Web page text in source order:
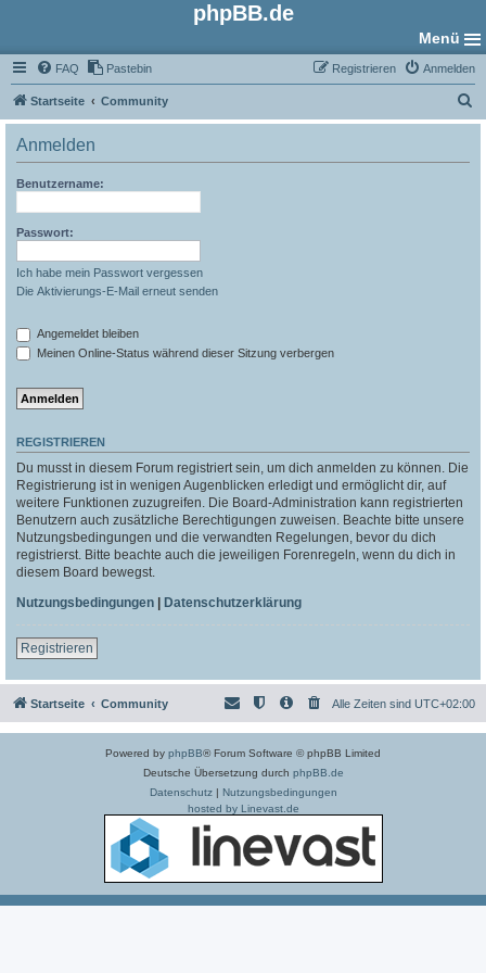
phpBB.de
Menü
FAQ Pastebin Anmelden
Registrieren
Startseite Community
u
Anmelden
Benutzername:
Passwort:
Ich habe mein Passwort vergessen
Die Aktivierungs-E-Mail erneut senden
Angemeldet bleiben
Meinen Online-Status während dieser Sitzung verbergen
REGISTRIEREN
Du musst in diesem Forum registriert sein, um dich anmelden zu können. Die
Registrierung ist in wenigen Augenblicken erledigt und ermöglicht dir, auf
weitere Funktionen zuzugreifen. Die Board-Administration kann registrierten
Benutzern auch zusätzliche Berechtigungen zuweisen. Beachte bitte unsere
Nutzungsbedingungen und die verwandten Regelungen, bevor du dich
registrierst. Bitte beachte auch die jeweiligen Forenregeln, wenn du dich in
diesem Board bewegst.
Nutzungsbedingungen | Datenschutzerklärung
Registrieren
Startseite Community Alle Zeiten sind UTC+02:00
Powered by phpBB® Forum Software © phpBB Limited
Deutsche Übersetzung durch phpBB.de
Datenschutz| Nutzungsbedingungen
hosted by Linevast.de